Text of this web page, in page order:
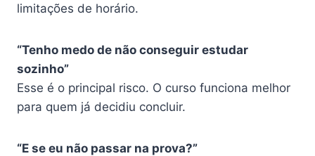
limitações de horário.
“Tenho medo de não conseguir estudar
sozinho”
Esse é o principal risco. O curso funciona melhor
para quem já decidiu concluir.
“E se eu não passar na prova?”